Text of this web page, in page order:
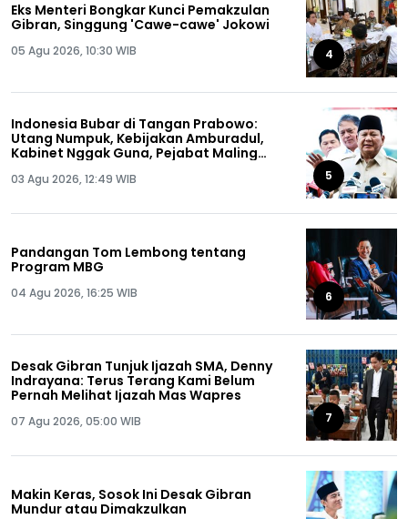
Eks Menteri Bongkar Kunci Pemakzulan
Gibran, Singgung 'Cawe-cawe' Jokowi
05 Agu 2026, 10:30 WIB 4
Indonesia Bubar di Tangan Prabowo:
Utang Numpuk, Kebijakan Amburadul,
Kabinet Nggak Guna, Pejabat Maling
03 Agu 2026, 12:49 WIB 5
Pandangan Tom Lembong tentang
Program MBG
04 Agu 2026, 16:25 WIB 6
Desak Gibran Tunjuk Ijazah SMA, Denny
Indrayana: Terus Terang Kami Belum
Pernah Melihat Ijazah Mas Wapres
07 Agu 2026, 05:00 WIB 7
Makin Keras, Sosok Ini Desak Gibran
Mundur atau Dimakzulkan